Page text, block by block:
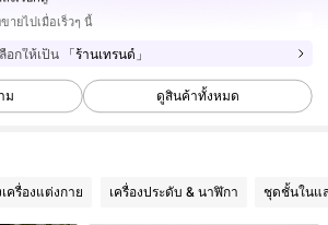
ผู้ติดตาม
ผู้ติดตาม
ายไปเมื่อเร็วๆ นี้
อกให้เป็น 「ร้านเทรนด์」
ม ดูสินค้าทั้งหมด
ครื่องแต่งกาย เครื่องประดับ & นาฬิกา ชุดชั้นในแ